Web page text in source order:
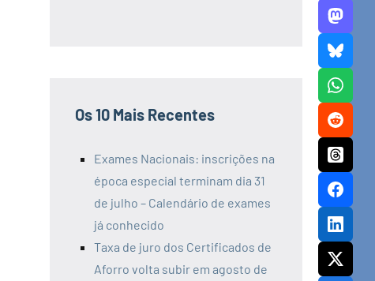
Os 10 Mais Recentes
Exames Nacionais: inscrições na
época especial terminam dia 31
de julho – Calendário de exames
já conhecido
Taxa de juro dos Certificados de
Aforro volta subir em agosto de